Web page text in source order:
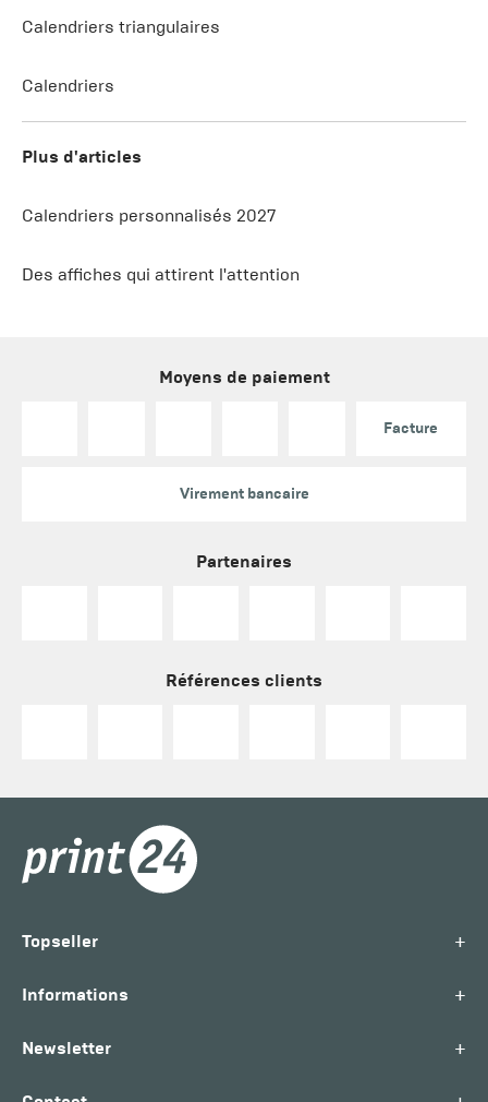
Calendriers triangulaires
Calendriers
Plus d'articles
Calendriers personnalisés 2027
Des affiches qui attirent l'attention
Moyens de paiement
Facture
Virement bancaire
Partenaires
Références clients
Topseller +
Informations +
Newsletter +